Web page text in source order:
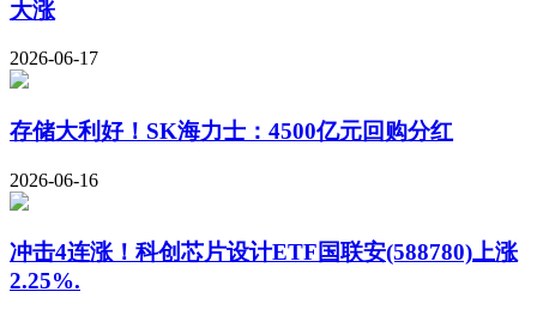
大涨
2026-06-17
存储大利好！SK海力士：4500亿元回购分红
2026-06-16
冲击4连涨！科创芯片设计ETF国联安(588780)上涨
2.25%.